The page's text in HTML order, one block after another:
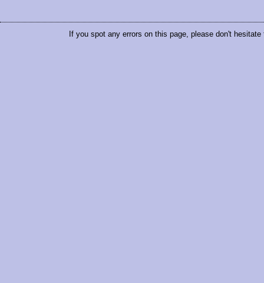
If you spot any errors on this page, please don't